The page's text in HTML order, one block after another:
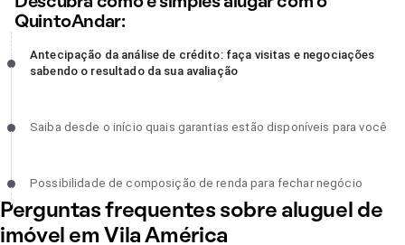
QuintoAndar:
Antecipação da análise de crédito: faça visitas e negociações
sabendo o resultado da sua avaliação, incompleto
Antecipação da análise de crédito: faça visitas e negociações
sabendo o resultado da sua avaliação
Saiba desde o início quais garantias estão disponíveis para você,
Saiba desde o início quais garantias estão disponíveis para você
Possibilidade de composição de renda para fechar negócio,
incompleto
Possibilidade de composição de renda para fechar negócio
Perguntas frequentes sobre aluguel de
imóvel em Vila América